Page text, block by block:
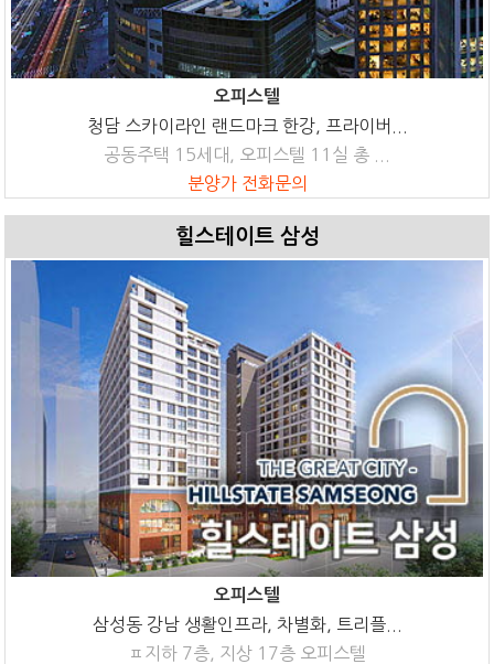
오피스텔
청담 스카이라인 랜드마크 한강, 프라이버...
공동주택 15세대, 오피스텔 11실 총 ...
분양가 전화문의
힐스테이트 삼성
오피스텔
삼성동 강남 생활인프라, 차별화, 트리플...
ㅍ지하 7층, 지상 17층 오피스텔